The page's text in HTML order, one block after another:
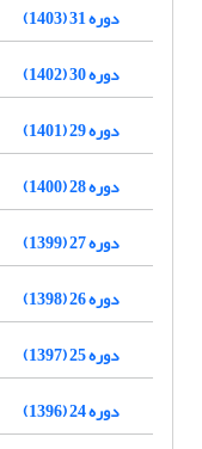
دوره 31 (1403)
دوره 30 (1402)
دوره 29 (1401)
دوره 28 (1400)
دوره 27 (1399)
دوره 26 (1398)
دوره 25 (1397)
دوره 24 (1396)